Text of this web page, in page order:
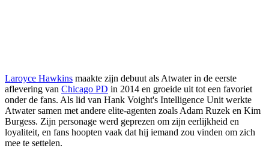
Laroyce Hawkins maakte zijn debuut als Atwater in de eerste
aflevering van Chicago PD in 2014 en groeide uit tot een favoriet
onder de fans. Als lid van Hank Voight's Intelligence Unit werkte
Atwater samen met andere elite-agenten zoals Adam Ruzek en Kim
Burgess. Zijn personage werd geprezen om zijn eerlijkheid en
loyaliteit, en fans hoopten vaak dat hij iemand zou vinden om zich
mee te settelen.